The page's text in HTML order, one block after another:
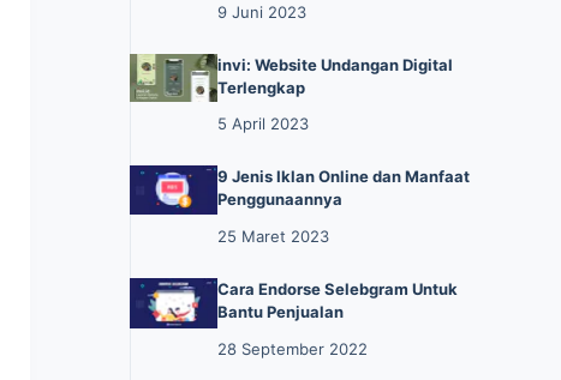
9 Juni 2023
invi: Website Undangan Digital
Terlengkap
5 April 2023
9 Jenis Iklan Online dan Manfaat
Penggunaannya
25 Maret 2023
Cara Endorse Selebgram Untuk
Bantu Penjualan
28 September 2022